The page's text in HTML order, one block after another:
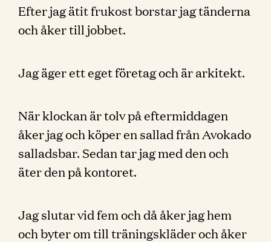
Efter jag ätit frukost borstar jag tänderna
och åker till jobbet.
Jag äger ett eget företag och är arkitekt.
När klockan är tolv på eftermiddagen
åker jag och köper en sallad från Avokado
salladsbar. Sedan tar jag med den och
äter den på kontoret.
Jag slutar vid fem och då åker jag hem
och byter om till träningskläder och åker